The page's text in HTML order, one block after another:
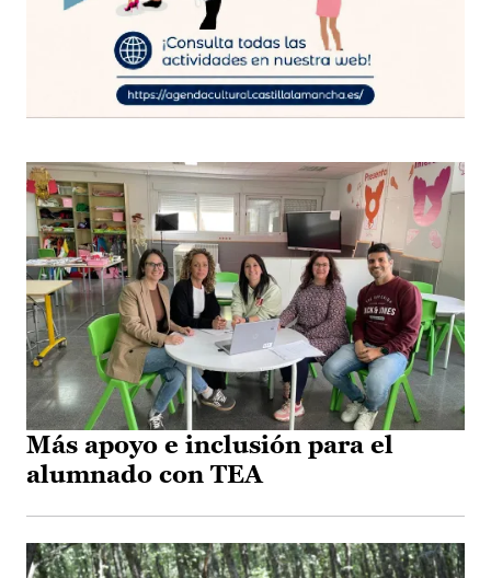
Más apoyo e inclusión para el
alumnado con TEA